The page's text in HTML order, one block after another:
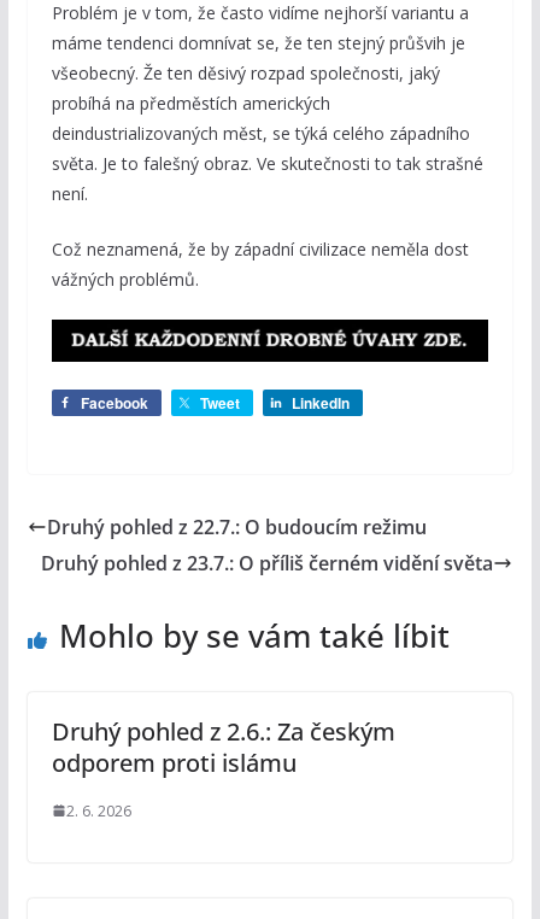
Problém je v tom, že často vidíme nejhorší variantu a
máme tendenci domnívat se, že ten stejný průšvih je
všeobecný. Že ten děsivý rozpad společnosti, jaký
probíhá na předměstích amerických
deindustrializovaných měst, se týká celého západního
světa. Je to falešný obraz. Ve skutečnosti to tak strašné
není.
Což neznamená, že by západní civilizace neměla dost
vážných problémů.
Facebook Tweet LinkedIn
Druhý pohled z 22.7.: O budoucím režimu
Druhý pohled z 23.7.: O příliš černém vidění světa
Mohlo by se vám také líbit
Druhý pohled z 2.6.: Za českým
odporem proti islámu
2. 6. 2026